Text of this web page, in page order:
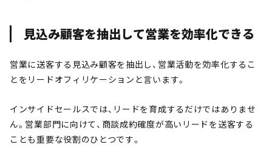
見込み顧客を抽出して営業を効率化できる
営業に送客する見込み顧客を抽出し、営業活動を効率化するこ
とをリードオフィリケーションと言います。
インサイドセールスでは、リードを育成するだけではありませ
ん。営業部門に向けて、商談成約確度が高いリードを送客する
ことも重要な役割のひとつです。